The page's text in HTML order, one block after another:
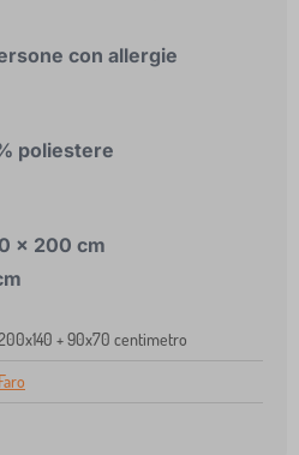
con allergie
poliestere
x 200 cm
+ 90x70 centimetro
Faro